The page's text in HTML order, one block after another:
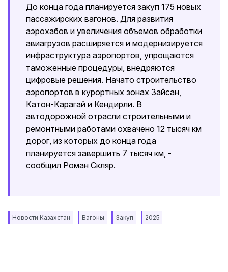
До конца года планируется закуп 175 новых
пассажирских вагонов. Для развития
аэрохабов и увеличения объемов обработки
авиагрузов расширяется и модернизируется
инфраструктура аэропортов, упрощаются
таможенные процедуры, внедряются
цифровые решения. Начато строительство
аэропортов в курортных зонах Зайсан,
Катон-Карагай и Кендирли. В
автодорожной отрасли строительными и
ремонтными работами охвачено 12 тысяч км
дорог, из которых до конца года
планируется завершить 7 тысяч км, -
сообщил Роман Скляр.
Новости Казахстан Вагоны Закуп 2025